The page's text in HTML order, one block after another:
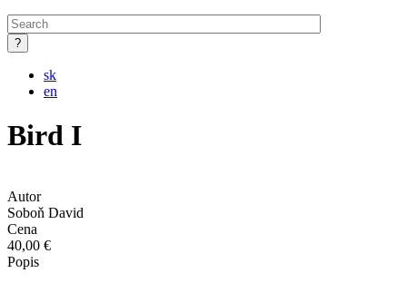
sk
en
Bird I
Autor
Soboň David
Cena
40,00 €
Popis